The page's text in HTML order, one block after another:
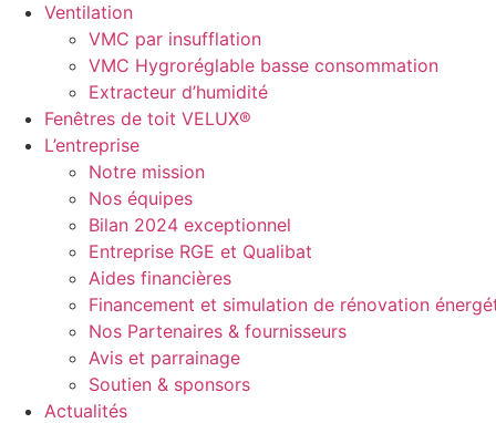
Ventilation
VMC par insufflation
VMC Hygroréglable basse consommation
Extracteur d’humidité
Fenêtres de toit VELUX®
L’entreprise
Notre mission
Nos équipes
Bilan 2024 exceptionnel
Entreprise RGE et Qualibat
Aides financières
Financement et simulation de rénovation
Nos Partenaires & fournisseurs
Avis et parrainage
Soutien & sponsors
Actualités